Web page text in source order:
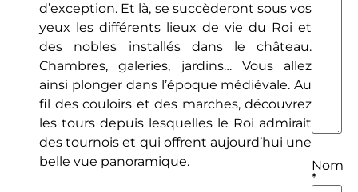
d’exception. Et là, se succèderont sous vos
yeux les différents lieux de vie du Roi et
des nobles installés dans le château.
Chambres, galeries, jardins… Vous allez
ainsi plonger dans l’époque médiévale. Au
fil des couloirs et des marches, découvrez
les tours depuis lesquelles le Roi admirait
des tournois et qui offrent aujourd’hui une
belle vue panoramique.
Nom
*